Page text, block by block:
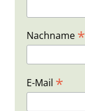
Nachname *
E-Mail *